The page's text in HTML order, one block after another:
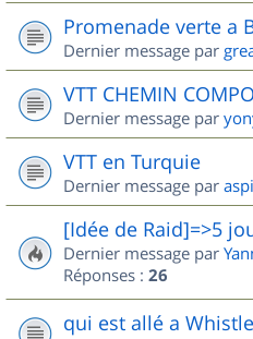
Promenade verte a
Dernier message par
VTT CHEMIN
Dernier message par
VTT en Turquie
Dernier message par
[Idée de Raid]=>5
Dernier message par
Réponses : 26
qui est allé a